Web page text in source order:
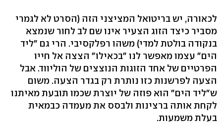
לכאורה, יש בריטואל המציצני הזה (הסרט לא לגמרי
מסביר כיצד הזוג הצעיר אינו שם לב לחור שנמצא
בנקודה בולטת למדי) משהו רפלקסיבי. הרי גם "ליד
הים" עצמו מאפשר לנו "בכאילו" הצצה אל חייו
הפרטיים של אחד הזוגות הנוצצים של הוליווד. אבל
הצעה לפרשנות כזו נותרת רק בגדר הצעה. משום
ש"ליד הים" הוא פוזה של יוצרת שכמו תובעת מאיתנו
לקחת אותה ברצינות ולבסס את מעמדה כבמאית
בעלת משמעות.